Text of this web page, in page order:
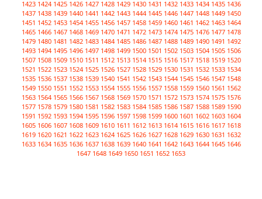
1423 1424 1425 1426 1427 1428 1429 1430 1431 1432 1433 1434 1435 1436
1437 1438 1439 1440 1441 1442 1443 1444 1445 1446 1447 1448 1449 1450
1451 1452 1453 1454 1455 1456 1457 1458 1459 1460 1461 1462 1463 1464
1465 1466 1467 1468 1469 1470 1471 1472 1473 1474 1475 1476 1477 1478
1479 1480 1481 1482 1483 1484 1485 1486 1487 1488 1489 1490 1491 1492
1493 1494 1495 1496 1497 1498 1499 1500 1501 1502 1503 1504 1505 1506
1507 1508 1509 1510 1511 1512 1513 1514 1515 1516 1517 1518 1519 1520
1521 1522 1523 1524 1525 1526 1527 1528 1529 1530 1531 1532 1533 1534
1535 1536 1537 1538 1539 1540 1541 1542 1543 1544 1545 1546 1547 1548
1549 1550 1551 1552 1553 1554 1555 1556 1557 1558 1559 1560 1561 1562
1563 1564 1565 1566 1567 1568 1569 1570 1571 1572 1573 1574 1575 1576
1577 1578 1579 1580 1581 1582 1583 1584 1585 1586 1587 1588 1589 1590
1591 1592 1593 1594 1595 1596 1597 1598 1599 1600 1601 1602 1603 1604
1605 1606 1607 1608 1609 1610 1611 1612 1613 1614 1615 1616 1617 1618
1619 1620 1621 1622 1623 1624 1625 1626 1627 1628 1629 1630 1631 1632
1633 1634 1635 1636 1637 1638 1639 1640 1641 1642 1643 1644 1645 1646
1647 1648 1649 1650 1651 1652 1653